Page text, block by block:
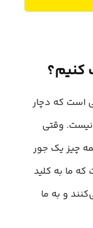
کنیم؟
است که دچار
وقتی
چیز یک جور
ما به کلید
و به ما